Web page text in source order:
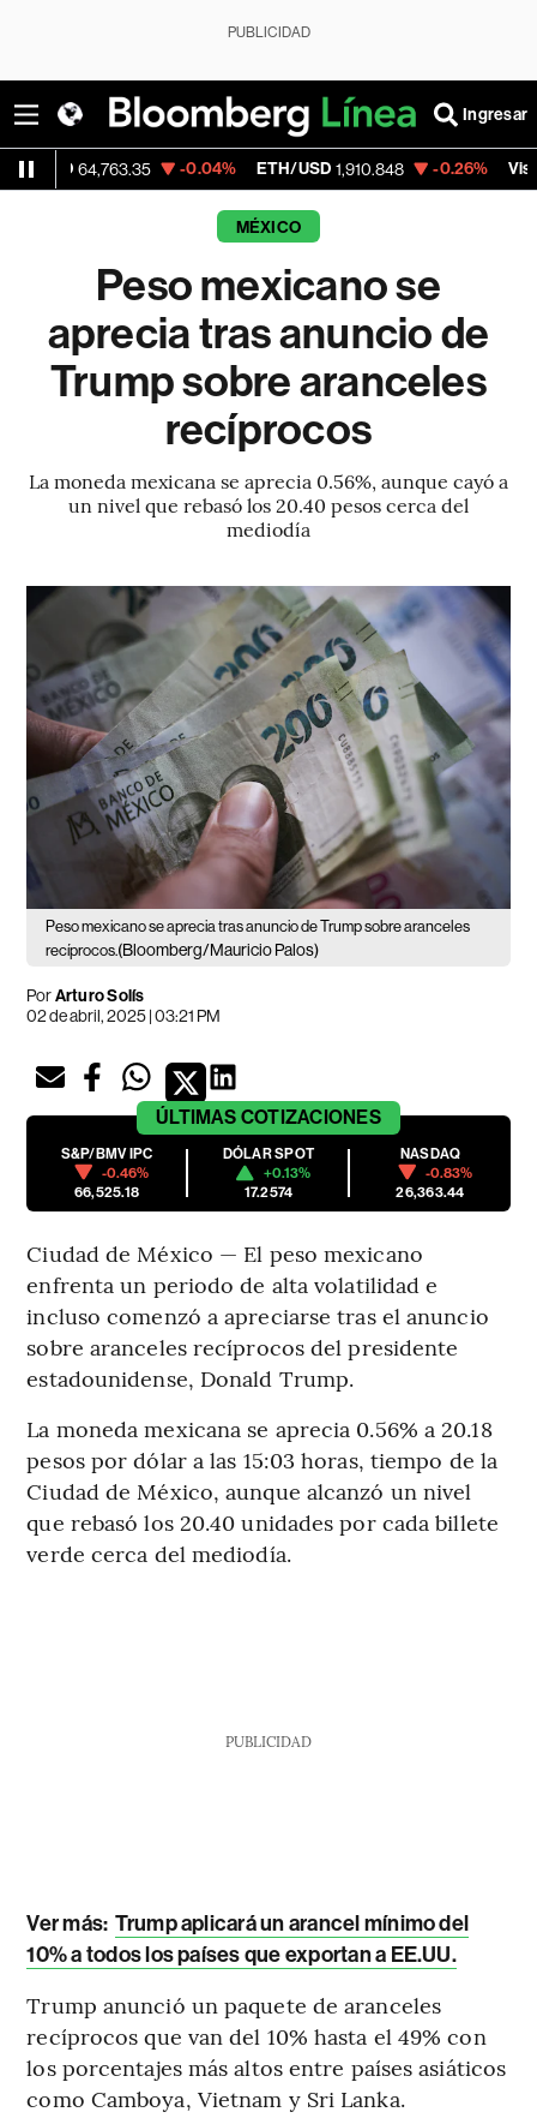
PUBLICIDAD
Ingresar
64,763.35 -0.04% ETH/USD 1,910.848 -0.26% Visa 368.54
MÉXICO
Peso mexicano se
aprecia tras anuncio de
Trump sobre aranceles
recíprocos
La moneda mexicana se aprecia 0.56%, aunque cayó a
un nivel que rebasó los 20.40 pesos cerca del
mediodía
Peso mexicano se aprecia tras anuncio de Trump sobre aranceles
recíprocos.(Bloomberg/Mauricio Palos)
PorArturo Solís
02 de abril, 2025 | 03:21 PM
ÚLTIMAS COTIZACIONES
S&P/BMV IPC
-0.46%
66,525.18
DÓLAR SPOT
+0.13%
17.2574
NASDAQ
-0.83%
26,363.44
Ciudad de México — El peso mexicano
enfrenta un periodo de alta volatilidad e
incluso comenzó a apreciarse tras el anuncio
sobre aranceles recíprocos del presidente
estadounidense, Donald Trump.
La moneda mexicana se aprecia 0.56% a 20.18
pesos por dólar a las 15:03 horas, tiempo de la
Ciudad de México, aunque alcanzó un nivel
que rebasó los 20.40 unidades por cada billete
verde cerca del mediodía.
PUBLICIDAD
Ver más: Trump aplicará un arancel mínimo del
10% a todos los países que exportan a EE.UU.
Trump anunció un paquete de aranceles
recíprocos que van del 10% hasta el 49% con
los porcentajes más altos entre países asiáticos
como Camboya, Vietnam y Sri Lanka.